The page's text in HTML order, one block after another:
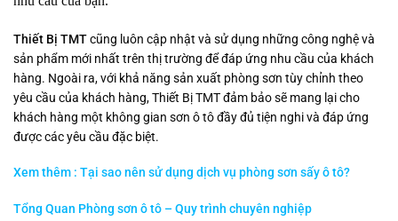
Thiết Bị TMTcũng luôn cập nhật và sử dụng những công nghệ và
sản phẩm mới nhất trên thị trường để đáp ứng nhu cầu của khách
hàng. Ngoài ra, với khả năng sản xuất phòng sơn tùy chỉnh theo
yêu cầu của khách hàng, Thiết Bị TMT đảm bảo sẽ mang lại cho
khách hàng một không gian sơn ô tô đầy đủ tiện nghi và đáp ứng
được các yêu cầu đặc biệt.
Xem thêm : Tại sao nên sử dụng dịch vụ phòng sơn sấy ô tô?
Tổng Quan Phòng sơn ô tô – Quy trình chuyên nghiệp